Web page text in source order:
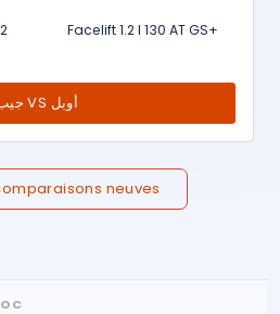
Facelift 1.2 l 130 AT GS+
جيب VS أوبل
neuves